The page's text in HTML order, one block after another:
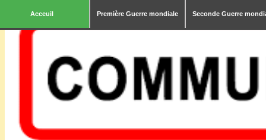
Acceuil Première Guerre mondiale Seconde Guerre